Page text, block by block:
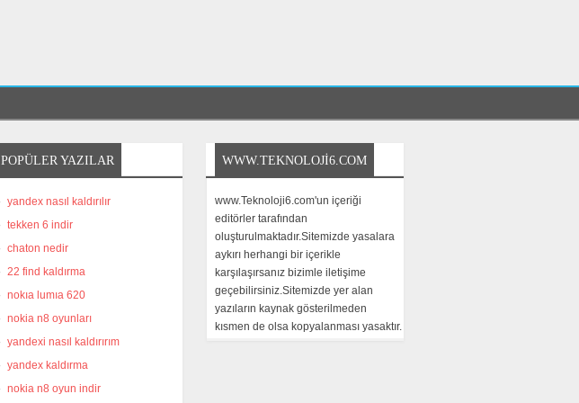
POPÜLER YAZILAR
yandex nasıl kaldırılır
tekken 6 indir
chaton nedir
22 find kaldırma
nokıa lumıa 620
nokia n8 oyunları
yandexi nasıl kaldırırım
yandex kaldırma
nokia n8 oyun indir
WWW.TEKNOLOJI6.COM
www.Teknoloji6.com'un içeriği
editörler tarafından
oluşturulmaktadır.Sitemizde yasalara
aykırı herhangi bir içerikle
karşılaşırsanız bizimle iletişime
geçebilirsiniz.Sitemizde yer alan
yazıların kaynak gösterilmeden
kısmen de olsa kopyalanması yasaktır.